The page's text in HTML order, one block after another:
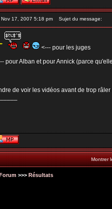
17, 2007 5:18 pm Sujet du message:
<--- pour les juges
pour Alban et pour Annick (parce
de voir les vidéos avant de trop
Montrer
>>> Résultats